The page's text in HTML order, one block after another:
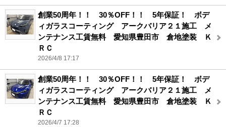
創業50周年！！ 30％OFF！！ 5年保証！ ボデ
ィガラスコーティング アークバリア２１施工 メ
ンテナンス工賃無料 愛知県豊田市 倉地塗装 Ｋ
ＲＣ
2026/4/8 17:17
創業50周年！！ 30％OFF！！ 5年保証！ ボデ
ィガラスコーティング アークバリア２１施工 メ
ンテナンス工賃無料 愛知県豊田市 倉地塗装 Ｋ
ＲＣ
2026/4/7 17:28